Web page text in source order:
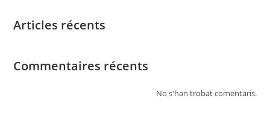
Articles récents
Commentaires récents
No s'han trobat comentaris.